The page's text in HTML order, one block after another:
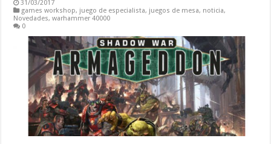
31/03/2017
games workshop, juego de especialista, juegos de mesa, noticia,
Novedades,warhammer 40000
0